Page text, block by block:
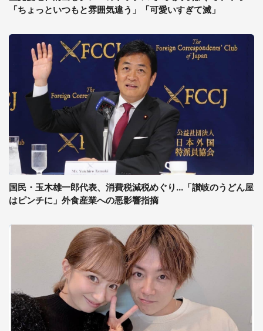
「ちょっといつもと雰囲気違う」「可愛いすぎて滅」
国民・玉木雄一郎代表、消費税減税めぐり...「讃岐のうどん屋
はピンチに」外食産業への悪影響指摘